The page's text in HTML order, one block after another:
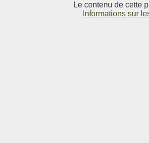
Le contenu de cette
Informations sur